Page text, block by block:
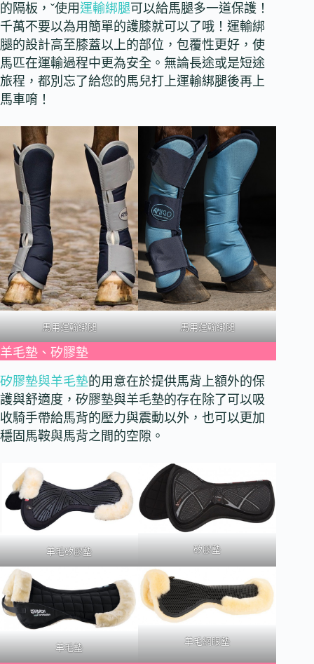
的隔板，ˇ使用運輸綁腿可以給馬腿多一道保護！
千萬不要以為用簡單的護膝就可以了哦！運輸綁
腿的設計高至膝蓋以上的部位，包覆性更好，使
馬匹在運輸過程中更為安全。無論長途或是短途
旅程，都別忘了給您的馬兒打上運輸綁腿後再上
馬車唷！
馬用運輸綁腿 馬用運輸綁腿
羊毛墊、矽膠墊
矽膠墊與羊毛墊的用意在於提供馬背上額外的保
護與舒適度，矽膠墊與羊毛墊的存在除了可以吸
收騎手帶給馬背的壓力與震動以外，也可以更加
穩固馬鞍與馬背之間的空隙。
羊毛矽膠墊 矽膠墊
羊毛墊
羊毛網眼墊